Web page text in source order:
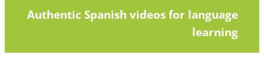
Authentic Spanish videos for language
learning